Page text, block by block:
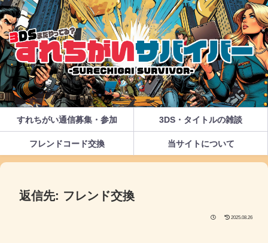
すれちがい通信募集・参加 3DS・タイトルの雑談
フレンドコード交換 当サイトについて
返信先: フレンド交換
2025.08.26